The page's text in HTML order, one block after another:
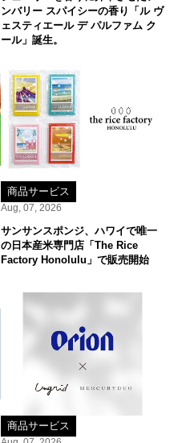
ンバリー スパイシーの香り「ル ヴ
ェスティエール デ パルファム ク
ール」誕生。
商品サービス
Aug, 07, 2026
サンサンスポンジ、ハワイで唯一
の日本産米専門店「The Rice
Factory Honolulu」で販売開始
商品サービス